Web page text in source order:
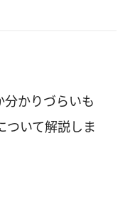
かりづらいも
ついて解説しま